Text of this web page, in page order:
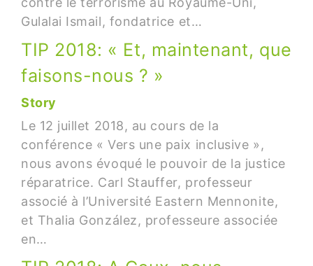
Gulalai Ismail, fondatrice et…
TIP 2018: « Et, maintenant, que
faisons-nous ? »
Story
Le 12 juillet 2018, au cours de la
conférence « Vers une paix inclusive »,
nous avons évoqué le pouvoir de la justice
réparatrice. Carl Stauffer, professeur
associé à l’Université Eastern Mennonite,
et Thalia González, professeure associée
en…